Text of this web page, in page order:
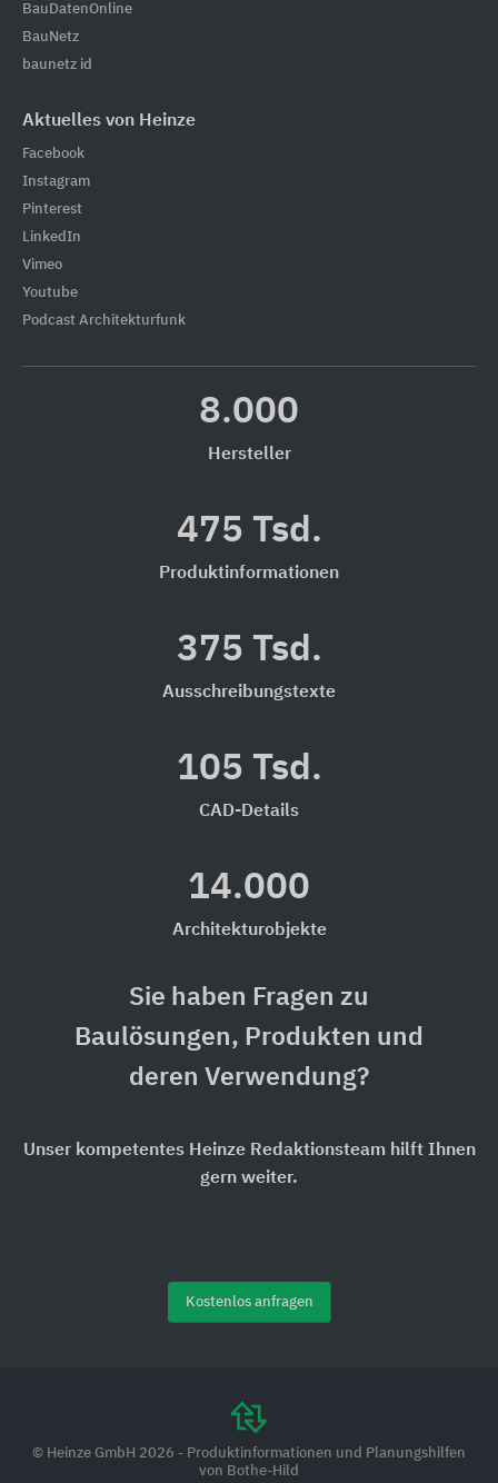
BauDatenOnline
BauNetz
baunetz id
Aktuelles von Heinze
Facebook
Instagram
Pinterest
LinkedIn
Vimeo
Youtube
Podcast Architekturfunk
8.000
Hersteller
475 Tsd.
Produktinformationen
375 Tsd.
Ausschreibungstexte
105 Tsd.
CAD-Details
14.000
Architekturobjekte
Sie haben Fragen zu
Baulösungen, Produkten und
deren Verwendung?
Unser kompetentes Heinze Redaktionsteam hilft Ihnen
gern weiter.
Kostenlos anfragen
© Heinze GmbH 2026 - Produktinformationen und Planungshilfen
von Bothe-Hild